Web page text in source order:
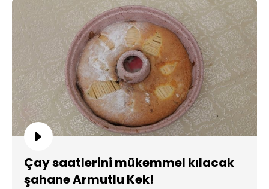
Çay saatlerini mükemmel kılacak
şahane Armutlu Kek!